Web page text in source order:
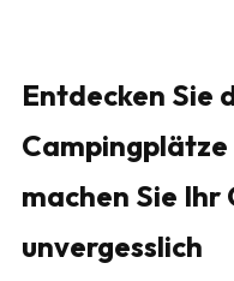
Entdecken Sie
machen Sie Ihr
unvergesslich